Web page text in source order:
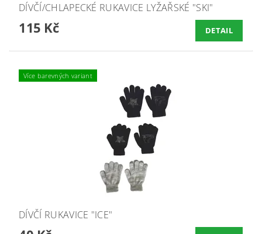
DÍVČÍ/CHLAPECKÉ RUKAVICE LYŽAŘSKÉ "SKI"
115 Kč DETAIL
Více barevných variant
DÍVČÍ RUKAVICE "ICE"